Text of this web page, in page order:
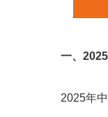
一、
2025年中级